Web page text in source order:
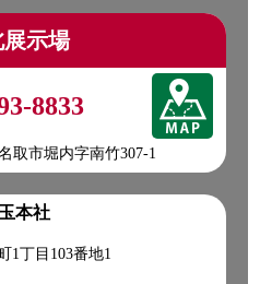
(無線) フックイン
とスムーズです❗
平ボディ H12 ダイナ タダノ
違いアウトリガー
示場
8833
取市堀内字南竹307-1
本社
1丁目103番地1